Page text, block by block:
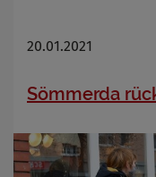
20.01.2021
Sömmerda